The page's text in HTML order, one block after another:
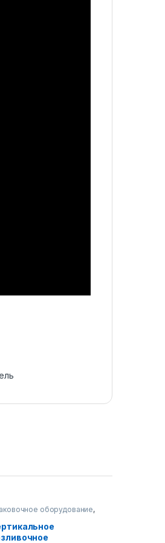
оборудование,
оборудование